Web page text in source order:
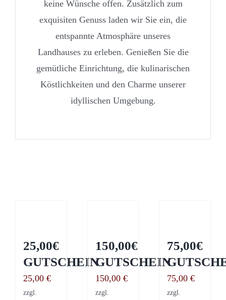
keine Wünsche offen. Zusätzlich zum
exquisiten Genuss laden wir Sie ein, die
entspannte Atmosphäre unseres
Landhauses zu erleben. Genießen Sie die
gemütliche Einrichtung, die kulinarischen
Köstlichkeiten und den Charme unserer
idyllischen Umgebung.
25,00€
GUTSCHEIN
25,00 €
zzgl.
150,00€
GUTSCHEIN
150,00 €
zzgl.
75,00€
75,00€
zzgl.